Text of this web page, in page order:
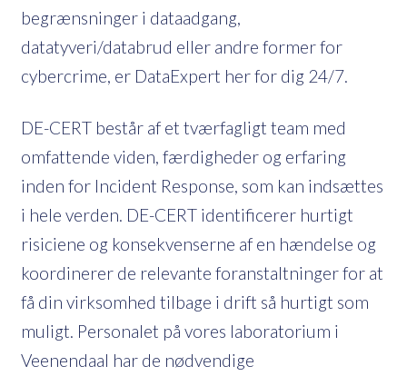
begrænsninger i dataadgang,
datatyveri/databrud eller andre former for
cybercrime, er DataExpert her for dig 24/7.
DE-CERT består af et tværfagligt team med
omfattende viden, færdigheder og erfaring
inden for Incident Response, som kan indsættes
i hele verden. DE-CERT identificerer hurtigt
risiciene og konsekvenserne af en hændelse og
koordinerer de relevante foranstaltninger for at
få din virksomhed tilbage i drift så hurtigt som
muligt. Personalet på vores laboratorium i
Veenendaal har de nødvendige